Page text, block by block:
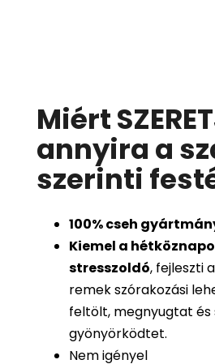
Miért
annyira a
szerinti
100%cseh
Kiemel a
stresszoldó, fejleszti
remek szórakozási
feltölt, megnyugtat és
gyönyörködtet.
Nem igényel